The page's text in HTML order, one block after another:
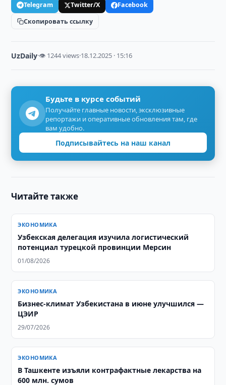
Telegram Twitter/X
Facebook
Скопировать ссылку
UzDaily·👁 1244 views·18.12.2025 · 15:16
Будьте в курсе событий
Получайте главные новости, эксклюзивные
репортажи и оперативные обновления там, где
вам удобно.
Подписывайтесь на наш канал
Читайте также
ЭКОНОМИКА
Узбекская делегация изучила логистический
потенциал турецкой провинции Мерсин
01/08/2026
ЭКОНОМИКА
Бизнес-климат Узбекистана в июне улучшился —
ЦЭИР
29/07/2026
ЭКОНОМИКА
В Ташкенте изъяли контрафактные лекарства на
600 млн. сумов